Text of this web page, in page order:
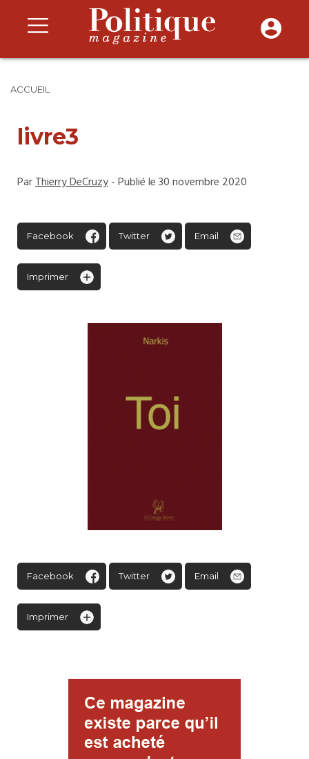
ACCUEIL
livre3
ParThierry DeCruzy- Publié le 30 novembre 2020
Facebook Twitter Email
Imprimer
Facebook Twitter Email
Imprimer